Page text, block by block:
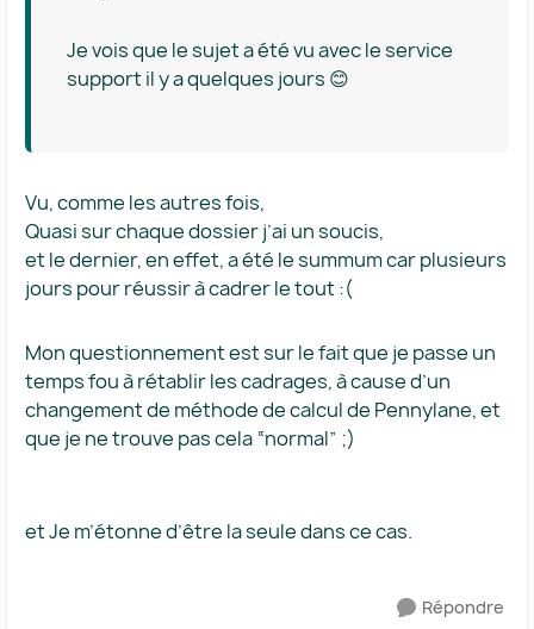
Je vois que le sujet a été vu avec le service
support il y a quelques jours 😊
Vu, comme les autres fois,
Quasi sur chaque dossier j’ai un soucis,
et le dernier, en effet, a été le summum car plusieurs
jours pour réussir à cadrer le tout :(
Mon questionnement est sur le fait que je passe un
temps fou à rétablir les cadrages, à cause d’un
changement de méthode de calcul de Pennylane, et
que je ne trouve pas cela “normal” ;)
et Je m’étonne d’être la seule dans ce cas.
Répondre